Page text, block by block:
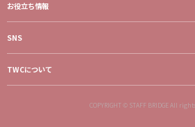
お役立ち情報
SNS
TWCについて
COPYRIGHT © STAFF BRIDGE All